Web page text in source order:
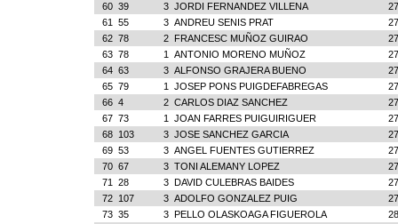
60 39 3 JORDI FERNANDEZ VILLENA
61
55 3 ANDREU SENIS PRAT
62 78 2 FRANCESC MUÑOZ GUIRAO
63 78 1 ANTONIO MORENO MUÑOZ
64 63 3 ALFONSO GRAJERA BUENO
65 79 1 JOSEP PONS PUIGDEFABREGAS
66 4 2 CARLOS DIAZ SANCHEZ
67 73 1 JOAN FARRES PUIGUIRIGUER
68 103 3 JOSE SANCHEZ GARCIA
69 53 3 ANGEL FUENTES GUTIERREZ
70 67 3 TONI ALEMANY LOPEZ
71
28 3 DAVID CULEBRAS BAIDES
72 107 3 ADOLFO GONZALEZ PUIG
73 35 3 PELLO OLASKOAGA FIGUEROLA